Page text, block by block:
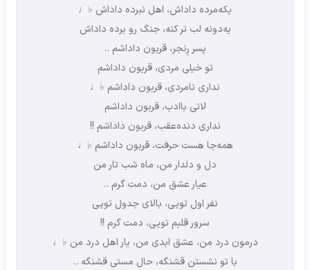
یکه‌مرده داداش، اهل نبرده داداش ♭♩
یه‌دونه لب تر کنه، جنگ رو برده داداش
پسر رِنجر، قربون داداشم ..
تو خیلی مردی، قربون داداشم
نداری نامردی، قربون داداشم ♭♩
لاتی باادب، قربون داداشم
نداری دنده‌عقب، قربون داداشم !!
همه‌جا هست حرفت، قربون داداشم ♭♩
دل و دلدار من، ماه شب تار من
عیار عشق من، دمت گرم ..
نفر اول تویی، بالای جدول تویی
سرور قلبم تویی، دمت گرم !!
درمون درد من، عشق ابدی من، یار اهل درد من ♭♩
با تو نشستن قشنگه، حال مستی قشنگه ..